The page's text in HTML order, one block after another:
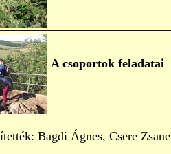
A csoportok feladatai
Bagdi Ágnes, Csere